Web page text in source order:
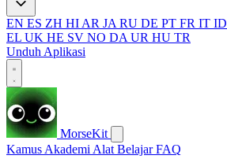
EN ES ZH HI AR JA RU DE PT FR IT ID
EL UK HE SV NO DA UR HU TR
Unduh Aplikasi
MorseKit
Kamus Akademi Alat BelajarFAQ